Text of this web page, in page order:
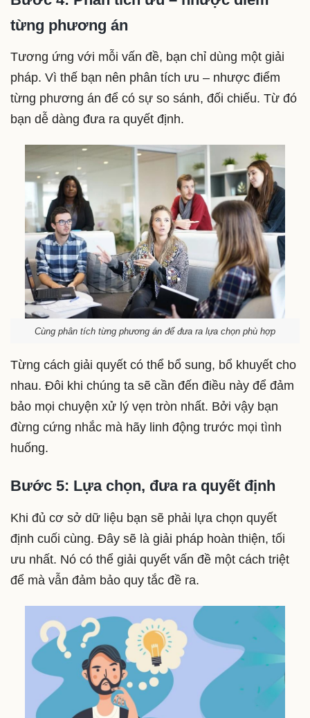
từng phương án
Tương ứng với mỗi vấn đề, bạn chỉ dùng một giải
pháp. Vì thế bạn nên phân tích ưu – nhược điểm
từng phương án để có sự so sánh, đối chiếu. Từ đó
bạn dễ dàng đưa ra quyết định.
Cùng phân tích từng phương án để đưa ra lựa chọn phù hợp
Từng cách giải quyết có thể bổ sung, bổ khuyết cho
nhau. Đôi khi chúng ta sẽ cần đến điều này để đảm
bảo mọi chuyện xử lý vẹn tròn nhất. Bởi vậy bạn
đừng cứng nhắc mà hãy linh động trước mọi tình
huống.
Bước 5: Lựa chọn, đưa ra quyết định
Khi đủ cơ sở dữ liệu bạn sẽ phải lựa chọn quyết
định cuối cùng. Đây sẽ là giải pháp hoàn thiện, tối
ưu nhất. Nó có thể giải quyết vấn đề một cách triệt
để mà vẫn đảm bảo quy tắc đề ra.